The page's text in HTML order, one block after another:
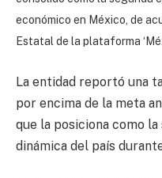
económico en México, de
Estatal de la plataforma
La entidad reportó una
por encima de la meta
que la posiciona como
dinámica del país